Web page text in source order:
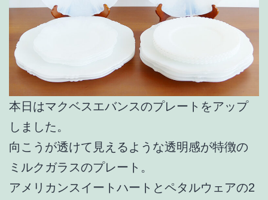
本日はマクベスエバンスのプレートをアップ
しました。
向こうが透けて見えるような透明感が特徴の
ミルクガラスのプレート。
アメリカンスイートハートとペタルウェアの2